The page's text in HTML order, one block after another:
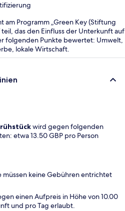
am Programm „Green Key (Stiftung
das den Einfluss der Unterkunft auf
folgenden Punkte bewertet: Umwelt,
lokale Wirtschaft.
wird gegen folgenden
etwa 13.50 GBP pro Person
müssen keine Gebühren entrichtet
einen Aufpreis in Höhe von 10.00
und pro Tag erlaubt.